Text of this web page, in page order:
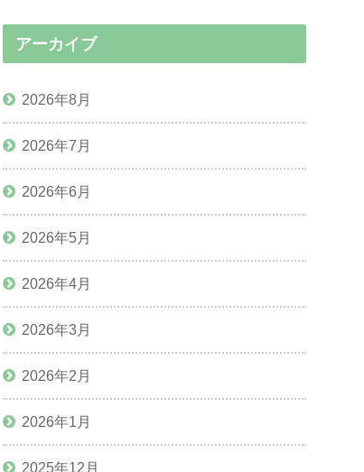
アーカイブ
2026年8月
2026年7月
2026年6月
2026年5月
2026年4月
2026年3月
2026年2月
2026年1月
2025年12月